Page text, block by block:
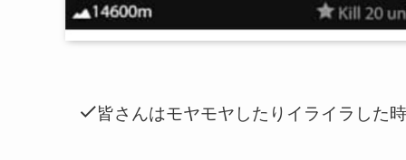
皆さんはモヤモヤしたりイライラした